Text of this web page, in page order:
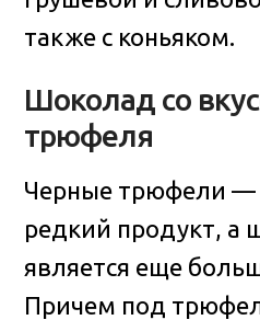
также c коньяком.
Шоколад со
трюфеля
Черные трюфели —
редкий продукт, а
является еще
Причем под